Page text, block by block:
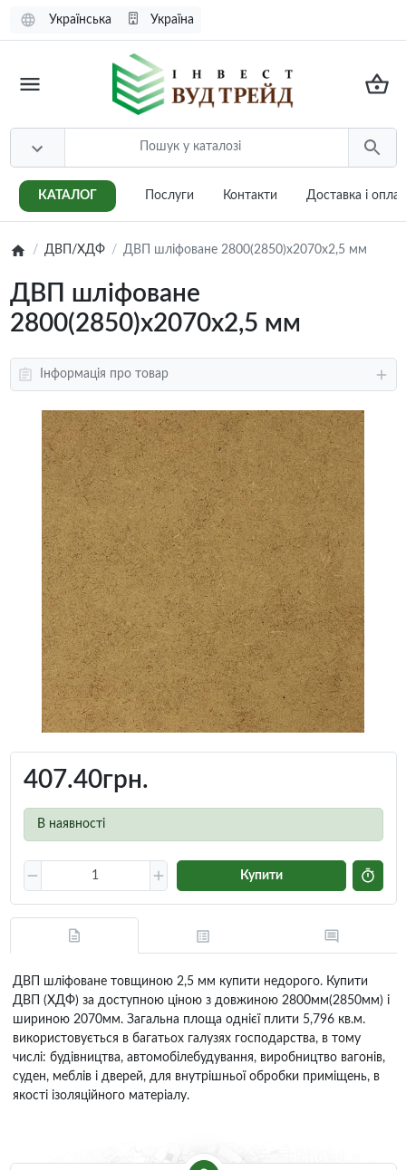
Українська Україна
КАТАЛОГ Послуги Контакти Доставка i
ДВП/ХДФ ДВП шліфоване 2800(2850)x2070x2,5 мм
ДВП шліфоване
2800(2850)x2070x2,5 мм
Інформація про товар
407.40грн.
В наявності
Купити
ДВП шліфоване товщиною 2,5 мм купити недорого. Купити
ДВП (ХДФ) за доступною ціною з довжиною 2800мм(2850мм) і
шириною 2070мм. Загальна площа однієї плити 5,796 кв.м.
використовується в багатьох галузях господарства, в тому
числі: будівництва, автомобілебудування, виробництво вагонів,
суден, меблів і дверей, для внутрішньої обробки приміщень, в
якості ізоляційного матеріалу.